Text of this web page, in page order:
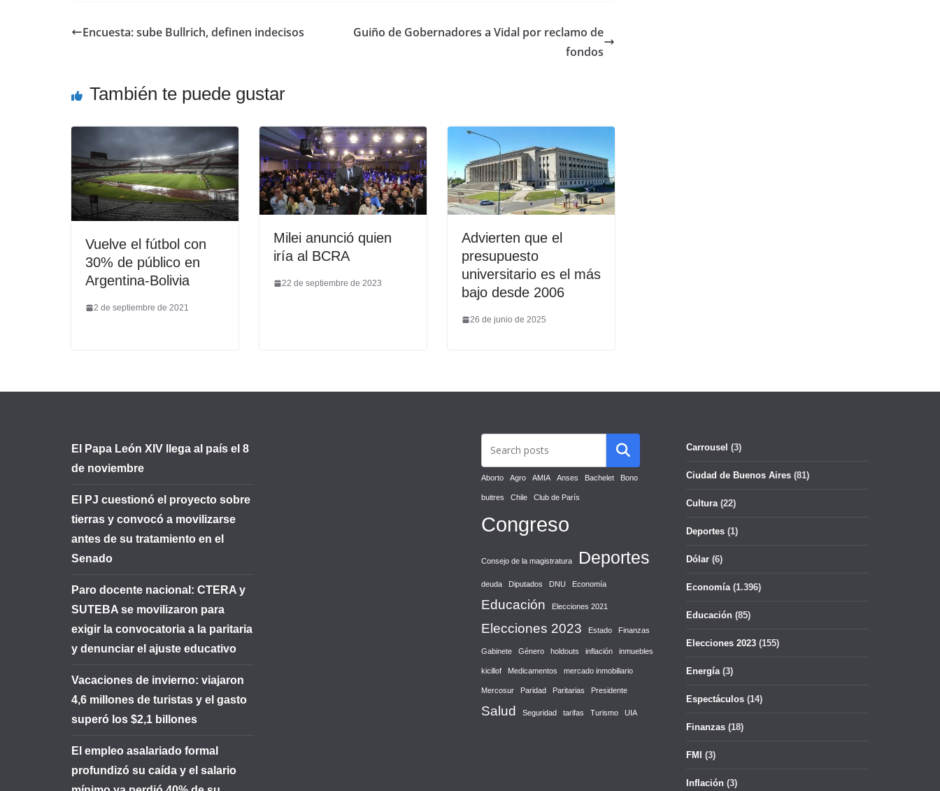
Encuesta: sube Bullrich, definen indecisos
Guiño de Gobernadores a Vidal por reclamo de
fondos
También te puede gustar
Vuelve el fútbol con
30% de público en
Argentina-Bolivia
2 de septiembre de 2021
Milei anunció quien
iría al BCRA
22 de septiembre de 2023
Advierten que el
presupuesto
universitario es el más
bajo desde 2006
26 de junio de 2025
El Papa León XIV llega al país el 8
de noviembre
El PJ cuestionó el proyecto sobre
tierras y convocó a movilizarse
antes de su tratamiento en el
Senado
Paro docente nacional: CTERA y
SUTEBA se movilizaron para
exigir la convocatoria a la paritaria
y denunciar el ajuste educativo
Vacaciones de invierno: viajaron
4,6 millones de turistas y el gasto
superó los $2,1 billones
El empleo asalariado formal
profundizó su caída y el salario
Aborto Agro AMIA Anses Bachelet Bono
buitres Chile Club de París
Congreso
Consejo de la magistratura Deportes
deuda Diputados DNU Economía
Educación Elecciones 2021
Elecciones 2023 Estado Finanzas
Gabinete Género holdouts inflación inmuebles
kicillof Medicamentos mercado inmobiliario
Mercosur Paridad Paritarias Presidente
Salud Seguridad tarifas Turismo UIA
Carrousel (3)
Ciudad de Buenos Aires (81)
Cultura(22)
Deportes (1)
Dólar (6)
Economía(1.396)
Educación (85)
Elecciones 2023 (155)
Energía(3)
Espectáculos (14)
Finanzas (18)
FMI (3)
Inflación (3)